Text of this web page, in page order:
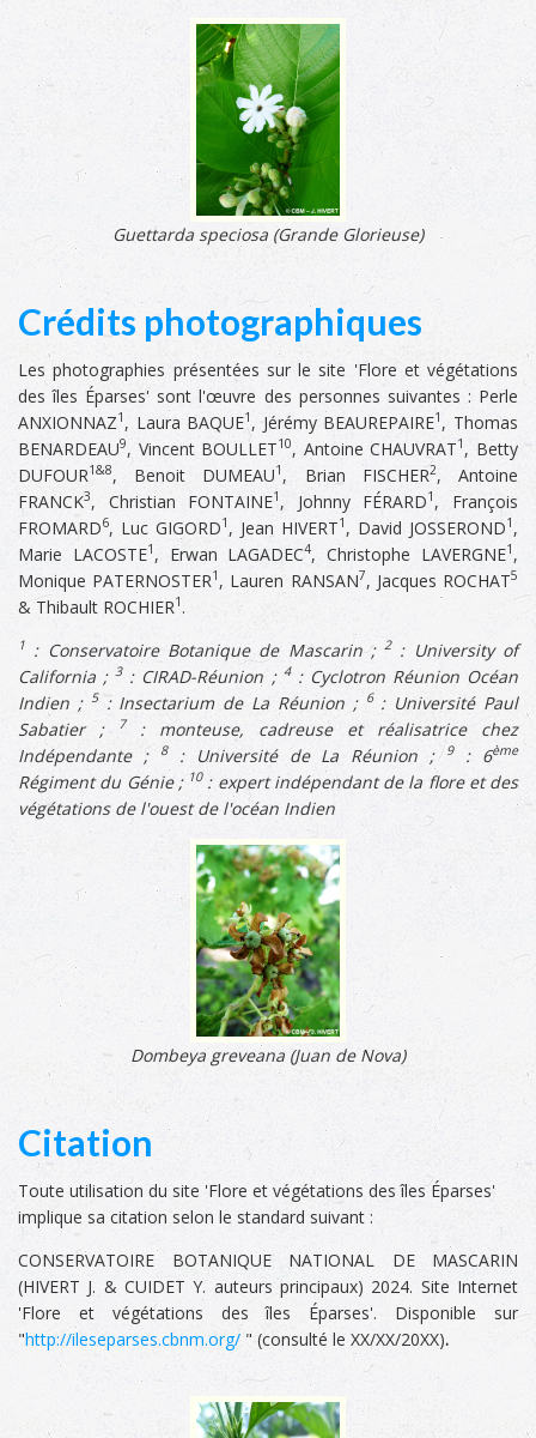
Guettarda speciosa (Grande Glorieuse)
Crédits photographiques
Les photographies présentées sur le site 'Flore et végétations
des îles Éparses' sont l'œuvre des personnes suivantes : Perle
ANXIONNAZ1 , Laura BAQUE1 , Jérémy BEAUREPAIRE1 , Thomas
BENARDEAU9, Vincent BOULLET10, Antoine CHAUVRAT1 , Betty
DUFOUR1&8, Benoit DUMEAU1 , Brian FISCHER2, Antoine
FRANCK3, Christian FONTAINE1 , Johnny FÉRARD1 , François
FROMARD6, Luc GIGORD1 , Jean HIVERT1 , David JOSSEROND1 ,
Marie LACOSTE1 , Erwan LAGADEC4, Christophe LAVERGNE1 ,
Monique PATERNOSTER1 , Lauren RANSAN7, Jacques ROCHAT5
& Thibault ROCHIER1 .
1 : Conservatoire Botanique de Mascarin ;2: University of
California ;3: CIRAD-Réunion ; 4: Cyclotron Réunion Océan
Indien ; 5: Insectarium de La Réunion ; 6: Université Paul
Sabatier ; 7: monteuse, cadreuse et réalisatrice chez
Indépendante ;
8: Université de La Réunion ; 9: 6ème
Régiment du Génie ; 10: expert indépendant de la flore et des
végétations de l'ouest de l'océan Indien
Dombeya greveana (Juan de Nova)
Citation
Toute utilisation du site 'Flore et végétations des îles Éparses'
implique sa citation selon le standard suivant :
CONSERVATOIRE BOTANIQUE NATIONAL DE MASCARIN
(HIVERT J. & CUIDET Y. auteurs principaux) 2024. Site Internet
'Flore et végétations des îles Éparses'. Disponible sur
"http://ileseparses.cbnm.org/ " (consulté le XX/XX/20XX).